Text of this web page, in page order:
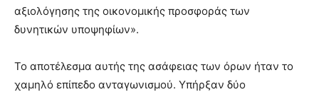
αξιολόγησης της οικονομικής προσφοράς των
δυνητικών υποψηφίων».
Το αποτέλεσμα αυτής της ασάφειας των όρων ήταν το
χαμηλό επίπεδο ανταγωνισμού. Υπήρξαν δύο